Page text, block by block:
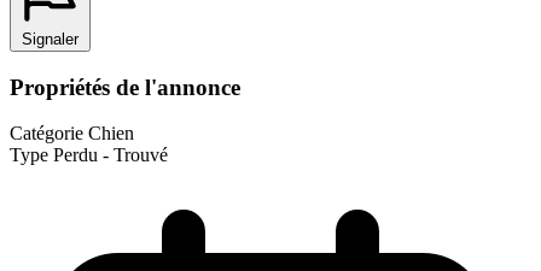
Signaler
Propriétés de l'annonce
Catégorie Chien
Type Perdu - Trouvé